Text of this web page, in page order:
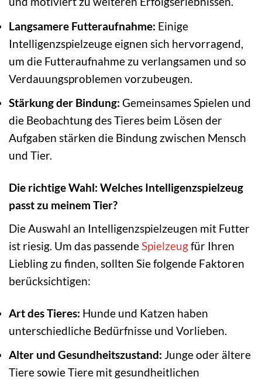
Langsamere Futteraufnahme: Einige
Intelligenzspielzeuge eignen sich hervorragend,
um die Futteraufnahme zu verlangsamen und so
Verdauungsproblemen vorzubeugen.
Stärkung der Bindung: Gemeinsames Spielen und
die Beobachtung des Tieres beim Lösen der
Aufgaben stärken die Bindung zwischen Mensch
und Tier.
Die richtige Wahl: Welches Intelligenzspielzeug
passt zu meinem Tier?
Die Auswahl an Intelligenzspielzeugen mit Futter
ist riesig. Um das passendeSpielzeugfür Ihren
Liebling zu finden, sollten Sie folgende Faktoren
berücksichtigen:
Art des Tieres: Hunde und Katzen haben
unterschiedliche Bedürfnisse und Vorlieben.
Alter und Gesundheitszustand: Junge oder ältere
Tiere sowie Tiere mit gesundheitlichen